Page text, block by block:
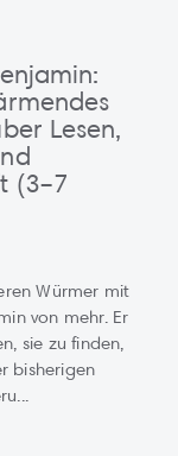
Lesen,
(3–7
Würmer mit
von mehr. Er
sie zu finden,
bisherigen